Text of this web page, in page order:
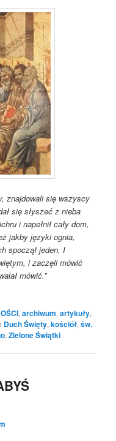
znajdowali się wszyscy
się słyszeć z nieba
i napełnił cały dom,
jakby języki ognia,
spoczął jeden. I
i zaczęli mówić
mówić.”
,archiwum,artykuły,
Duch Święty,kościół,św.
,Zielone Świątki